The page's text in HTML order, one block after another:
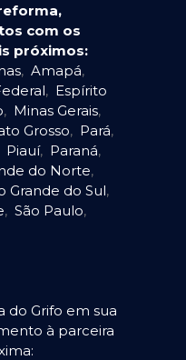
com os
próximos:
, Amapá,
, Espírito
, Minas Gerais,
Grosso, Pará,
Piauí, Paraná,
do Norte,
Grande do Sul,
, São Paulo,
do Grifo em sua
à parceira